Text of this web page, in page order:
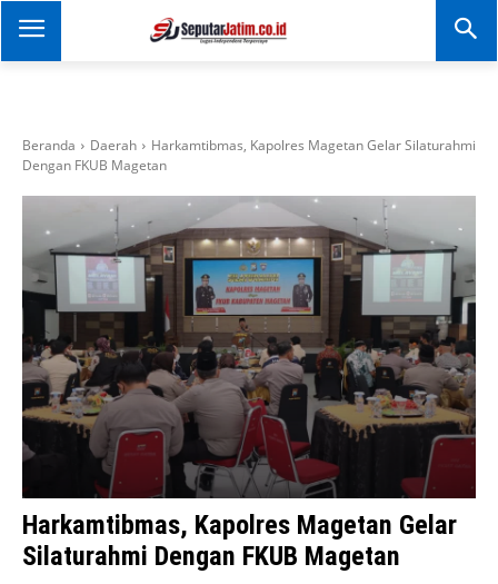
SEPUTAR JATIM
Portal Informasi Dan
Beranda Daerah
Harkamtibmas, Kapolres Magetan Gelar Silaturahmi
Dengan FKUB Magetan
Harkamtibmas, Kapolres Magetan Gelar
Silaturahmi Dengan FKUB Magetan